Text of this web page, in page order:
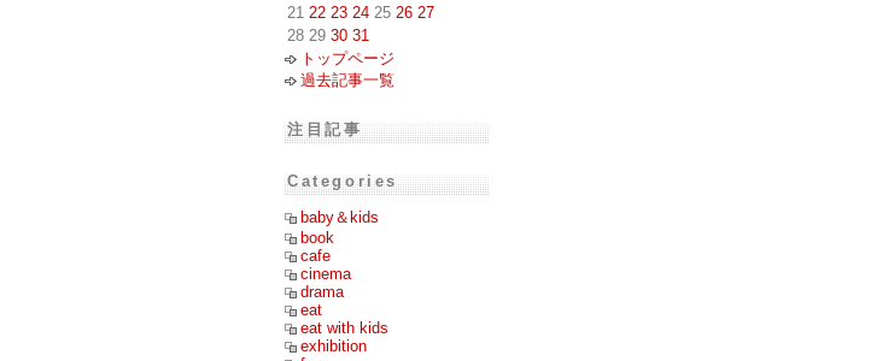
21 22 23 24 25 26 27
28 29 30 31
トップページ
過去記事一覧
注目記事
Categories
baby＆kids
book
cafe
cinema
drama
eat
eat with kids
exhibition